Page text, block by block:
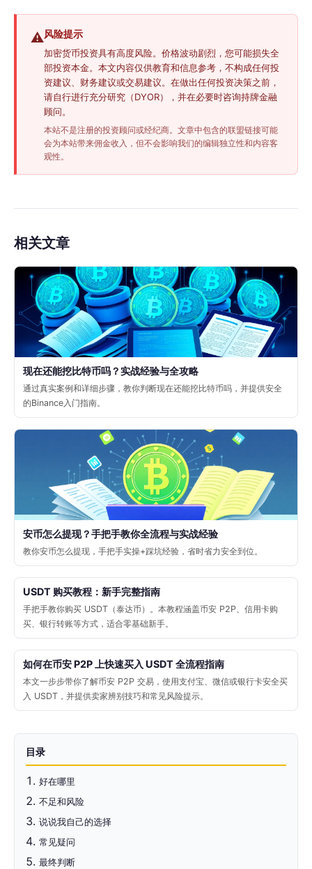
⚠️风险提示
加密货币投资具有高度风险。价格波动剧烈，您可能损失全
部投资本金。本文内容仅供教育和信息参考，不构成任何投
资建议、财务建议或交易建议。在做出任何投资决策之前，
请自行进行充分研究（DYOR），并在必要时咨询持牌金融
顾问。
本站不是注册的投资顾问或经纪商。文章中包含的联盟链接可能
会为本站带来佣金收入，但不会影响我们的编辑独立性和内容客
观性。
相关文章
现在还能挖比特币吗？实战经验与全攻略
通过真实案例和详细步骤，教你判断现在还能挖比特币吗，并提供安全
的Binance入门指南。
安币怎么提现？手把手教你全流程与实战经验
教你安币怎么提现，手把手实操+踩坑经验，省时省力安全到位。
USDT 购买教程：新手完整指南
手把手教你购买 USDT（泰达币）。本教程涵盖币安 P2P、信用卡购
买、银行转账等方式，适合零基础新手。
如何在币安 P2P 上快速买入 USDT 全流程指南
本文一步步带你了解币安 P2P 交易，使用支付宝、微信或银行卡安全买
入 USDT，并提供卖家辨别技巧和常见风险提示。
目录
好在哪里
不足和风险
说说我自己的选择
常见疑问
最终判断